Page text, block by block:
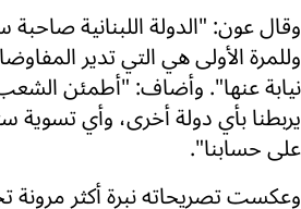
وقال عون: "الدولة اللبنانية صاحبة
وللمرة الأولى هي التي تدير
نيابة عنها". وأضاف: "أطمئن الشعب
يربطنا بأي دولة أخرى، وأي تسوية
على حسابنا".
وعكست تصريحاته نبرة أكثر مرونة